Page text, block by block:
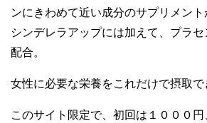
ンにきわめて近い成分のサプリメント
シンデレラアップには加えて、プラ
配合。
女性に必要な栄養をこれだけで摂取で
このサイト限定で、初回は１０００円